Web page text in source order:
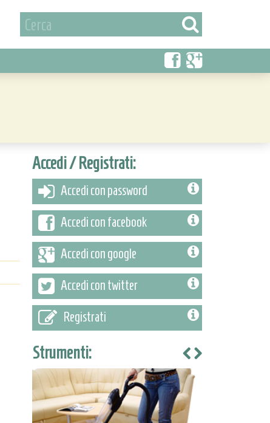
Accedi / Registrati:
Accedi con password
Accedi con facebook
Accedi con google
Accedi con twitter
Registrati
Strumenti: